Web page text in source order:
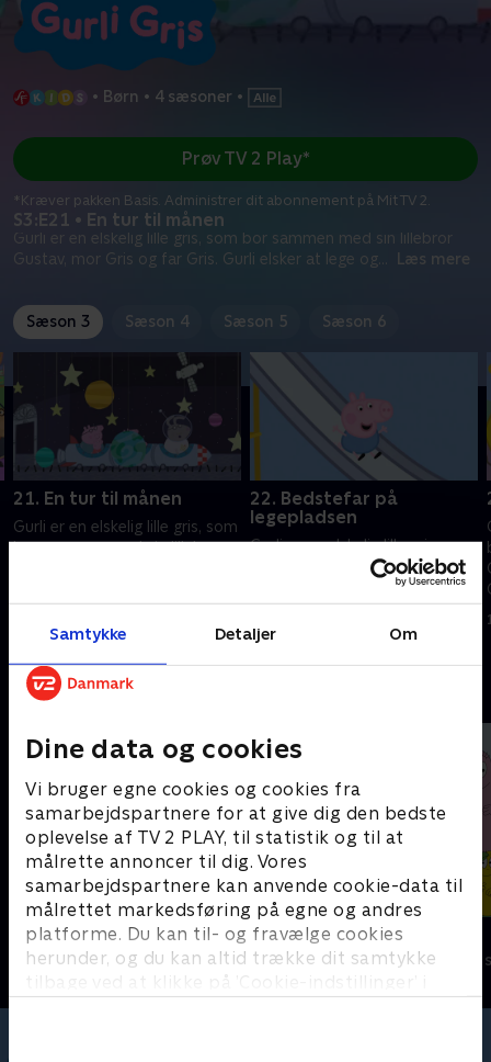
Samtykke Detaljer Om
Dine data og cookies
Vi bruger egne cookies og cookies fra
samarbejdspartnere for at give dig den bedste
oplevelse af TV 2 PLAY, til statistik og til at
målrette annoncer til dig. Vores
samarbejdspartnere kan anvende cookie-data til
målrettet markedsføring på egne og andres
platforme. Du kan til- og fravælge cookies
herunder, og du kan altid trække dit samtykke
tilbage ved at klikke på ’Cookie-indstillinger’ i
• Børn • 4 sæsoner •
S3:E21 • En tur til månen
Gurli er en elskelig lille gris, som bor sammen med sin lillebror
Gustav, mor Gris og far Gris. Gurli elsker at lege og
Læs mere
Prøv TV 2 Play*
*Kræver pakken Basis. Administrer dit abonnement på Mit TV 2.
Sæson 3 Sæson 4 Sæson 5 Sæson 6
21. En tur til månen
Gurli er en elskelig lille gris, som
bor sammen med sin lillebror
besøge spændende steder.
22. Bedstefar på
legepladsen
Gurli er en elskelig lille gris, som
bor sammen med sin lillebror
Gustav, mor Gris og far Gris.
Gurli elsker at lege og at
besøge spændende steder.
1. maj 2023 • 5 min
Andre så også
Rasmus Klump
Børneserier • 3 sæsoner
Barbapapa
Børneserier • 1